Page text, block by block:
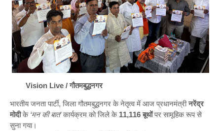
Vision Live / गौतमबुद्धनगर
भारतीय जनता पार्टी, जिला गौतमबुद्धनगर के नेतृत्व में आज प्रधानमंत्रीनरेंद्र
मोदीके ‘मन की बात’कार्यक्रम को जिले के 11,116 बूथोंपर सामूहिक रूप से
सुना गया।